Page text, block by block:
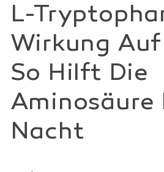
L-
Wirkung
So Hilft Die
Aminosäure
Nacht